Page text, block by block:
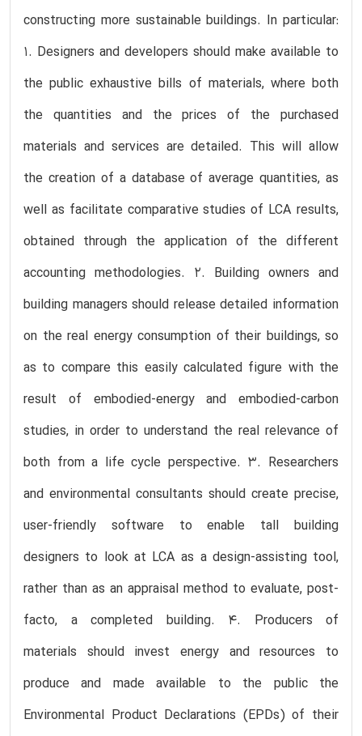
constructing more sustainable buildings. In particular:
1. Designers and developers should make available to
the public exhaustive bills of materials, where both
the quantities and the prices of the purchased
materials and services are detailed. This will allow
the creation of a database of average quantities, as
well as facilitate comparative studies of LCA results,
obtained through the application of the different
accounting methodologies. 2. Building owners and
building managers should release detailed information
on the real energy consumption of their buildings, so
as to compare this easily calculated figure with the
result of embodied-energy and embodied-carbon
studies, in order to understand the real relevance of
both from a life cycle perspective. 3. Researchers
and environmental consultants should create precise,
user-friendly software to enable tall building
designers to look at LCA as a design-assisting tool,
rather than as an appraisal method to evaluate, post-
facto, a completed building. 4. Producers of
materials should invest energy and resources to
produce and made available to the public the
Environmental Product Declarations (EPDs) of their